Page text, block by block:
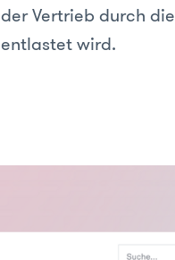
der Vertrieb durch
entlastet wird.